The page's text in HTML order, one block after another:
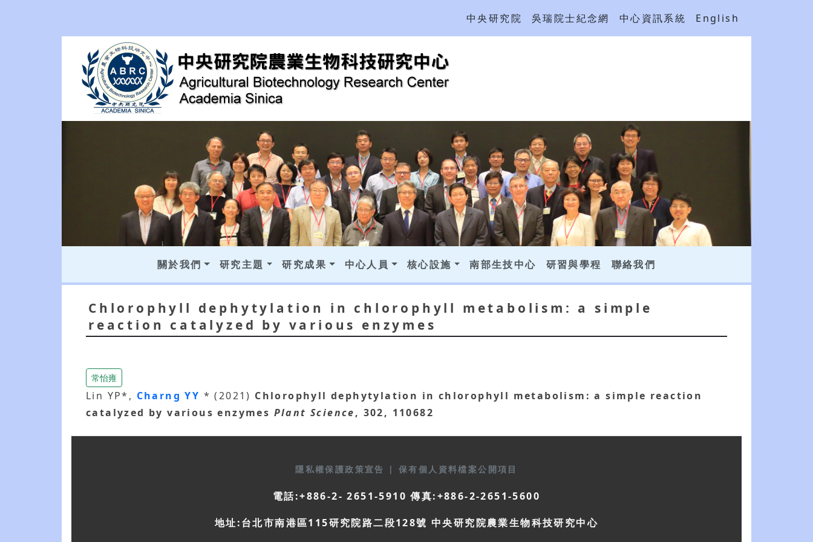
中央研究院 吳瑞院士紀念網 中心資訊系統 English
關於我們 研究主題 研究成果 中心人員 核心設施 南部生技中心 研習與學程 聯絡我們
Chlorophyll dephytylation in chlorophyll metabolism: a simple
reaction catalyzed by various enzymes
常怡雍
Lin YP*, Charng YY * (2021) Chlorophyll dephytylation in chlorophyll metabolism: a simple reaction
catalyzed by various enzymes Plant Science, 302, 110682
隱私權保護政策宣告 | 保有個人資料檔案公開項目
電話:+886-2- 2651-5910 傳真:+886-2-2651-5600
地址:台北市南港區115研究院路二段128號 中央研究院農業生物科技研究中心